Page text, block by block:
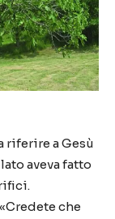
riferire a Gesù
aveva fatto
che